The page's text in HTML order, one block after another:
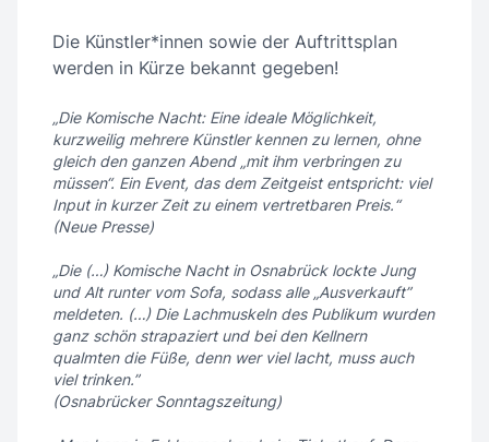
Die Künstler*innen sowie der Auftrittsplan
werden in Kürze bekannt gegeben!
„Die Komische Nacht: Eine ideale Möglichkeit,
kurzweilig mehrere Künstler kennen zu lernen, ohne
gleich den ganzen Abend „mit ihm verbringen zu
müssen“. Ein Event, das dem Zeitgeist entspricht: viel
Input in kurzer Zeit zu einem vertretbaren Preis.“
(Neue Presse)
„Die (…) Komische Nacht in Osnabrück lockte Jung
und Alt runter vom Sofa, sodass alle „Ausverkauft”
meldeten. (…) Die Lachmuskeln des Publikum wurden
ganz schön strapaziert und bei den Kellnern
qualmten die Füße, denn wer viel lacht, muss auch
viel trinken.”
(Osnabrücker Sonntagszeitung)